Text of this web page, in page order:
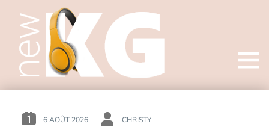
Open
POSTED
6 AOÛT 2026
BY
CHRISTY